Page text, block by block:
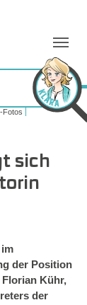
Fotos
sich
der Position
Kühr,
der